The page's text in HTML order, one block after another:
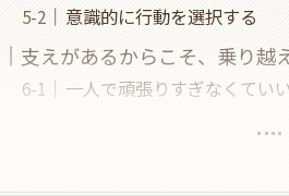
意識的に行動を選択する
支えがあるからこそ、乗り越
一人で頑張りすぎなくてい